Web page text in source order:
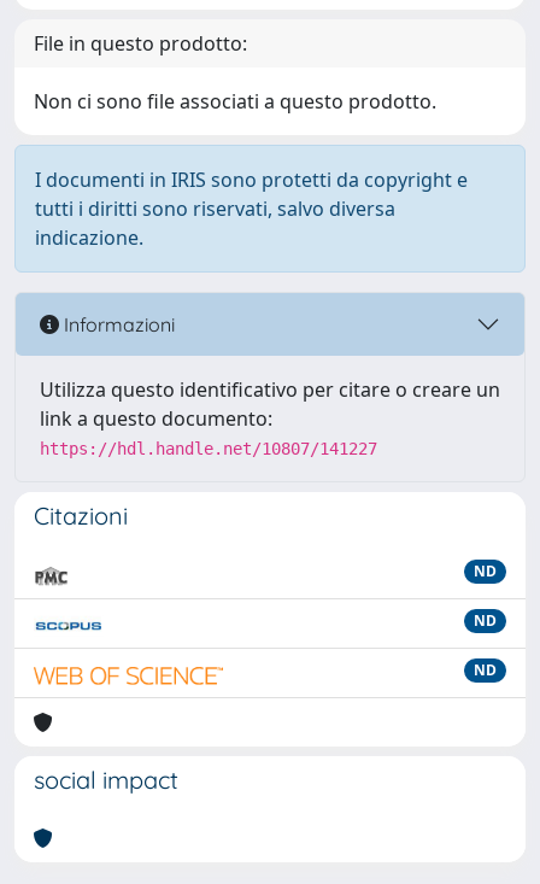
File in questo prodotto:
Non ci sono file associati a questo prodotto.
I documenti in IRIS sono protetti da copyright e
tutti i diritti sono riservati, salvo diversa
indicazione.
Informazioni
Utilizza questo identificativo per citare o creare un
link a questo documento:
https://hdl.handle.net/10807/141227
Citazioni
ND
ND
ND
social impact